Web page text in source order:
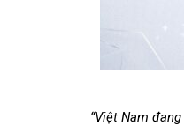
“Việt Nam